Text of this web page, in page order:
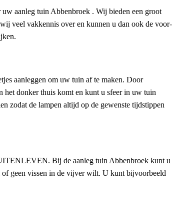
aanleg tuin Abbenbroek . Wij bieden een groot
veel vakkennis over en kunnen u dan ook de voor-
aanleggen om uw tuin af te maken. Door
het donker thuis komt en kunt u sfeer in uw tuin
zodat de lampen altijd op de gewenste tijdstippen
Bij de aanleg tuin Abbenbroek kunt u
geen vissen in de vijver wilt. U kunt bijvoorbeeld